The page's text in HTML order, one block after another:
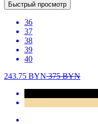
Быстрый просмотр
36
37
38
39
40
243.75 BYN375BYN